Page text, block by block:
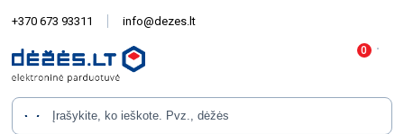
+370 673 93311 info@dezes.lt